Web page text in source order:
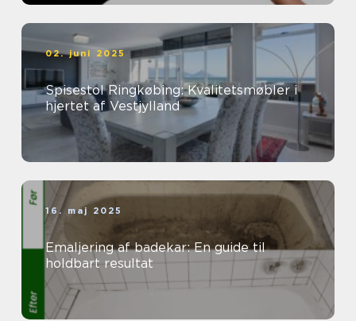
02. juni 2025
Spisestol Ringkøbing: Kvalitetsmøbler i
hjertet af Vestjylland
16. maj 2025
Emaljering af badekar: En guide til
holdbart resultat